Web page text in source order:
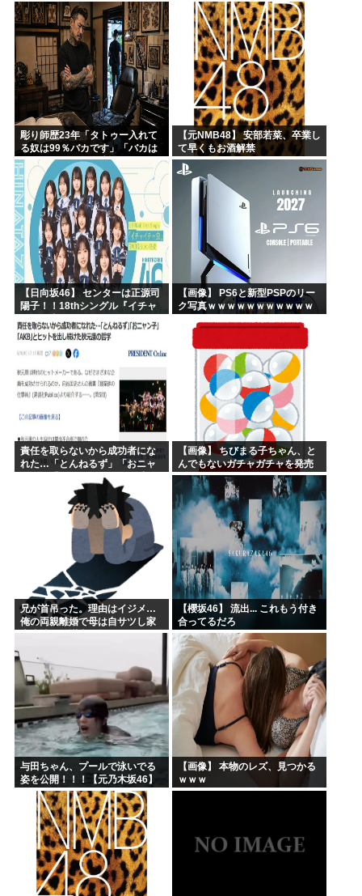
彫り師歴23年「タトゥー入れて
る奴は99％バカです」「バカは
5000円が好き」無断キャンセ
ル、挨拶できない、金がない…
客層をぶっちゃけ
【元NMB48】 安部若菜、卒業し
て早くもお酒解禁
【日向坂46】 センターは正源司
陽子！！18thシングル『イチャ
が発表される！
【画像】 PS6と新型PSPのリー
ク写真ｗｗｗｗｗｗｗｗｗｗｗ
責任を取らないから成功者にな
れた…「とんねるず」「おニャ
ン子」「AKB」とヒットを出し
続けた秋元康の哲学！！！
【画像】 ちびまる子ちゃん、と
んでもないガチャガチャを発売
してしまうｗｗｗｗ
兄が首吊った。理由はイジメ…
俺の両親離婚で母は自サツし家
庭崩壊→首謀者を探しだした俺
刑受けた。子に復讐されるだろ...
【櫻坂46】 流出... これもう付き
合ってるだろ
与田ちゃん、プールで泳いでる
姿を公開！！！【元乃木坂46】
【画像】 本物のレズ、見つかる
ｗｗｗ